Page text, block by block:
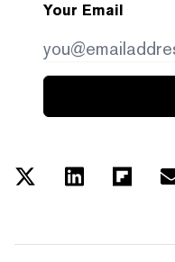
Your Email